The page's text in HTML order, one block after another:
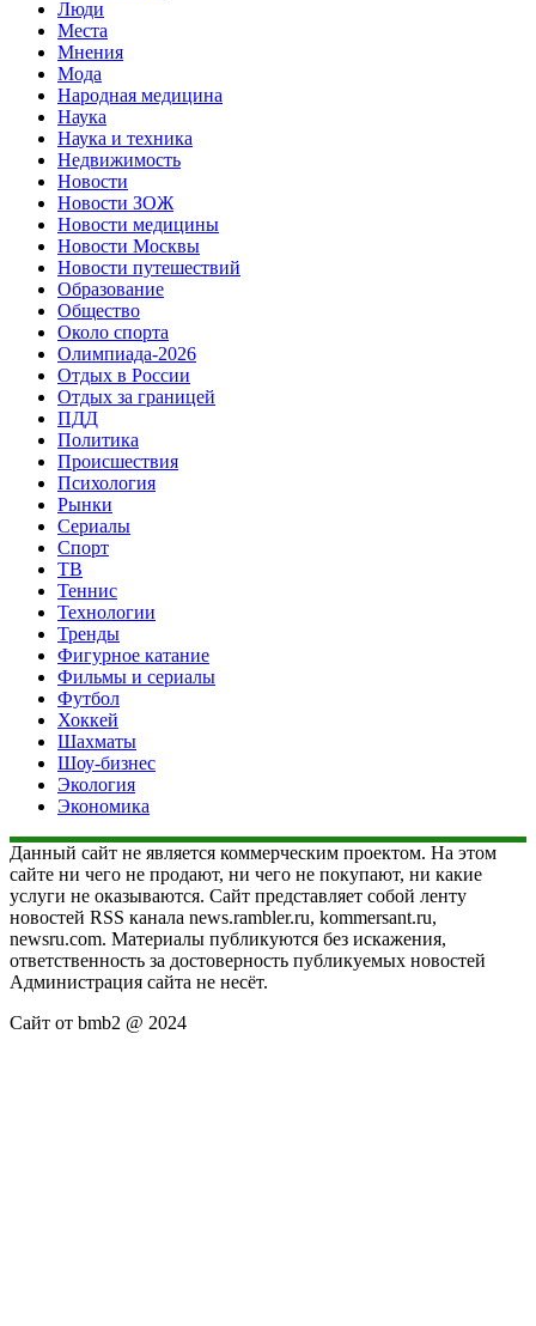
Люди
Места
Мнения
Мода
Народная медицина
Наука
Наука и техника
Недвижимость
Новости
Новости ЗОЖ
Новости медицины
Новости Москвы
Новости путешествий
Образование
Общество
Около спорта
Олимпиада-2026
Отдых в России
Отдых за границей
ПДД
Политика
Происшествия
Психология
Рынки
Сериалы
Спорт
ТВ
Теннис
Технологии
Тренды
Фигурное катание
Фильмы и сериалы
Футбол
Хоккей
Шахматы
Шоу-бизнес
Экология
Экономика
Данный сайт не является коммерческим проектом. На этом
сайте ни чего не продают, ни чего не покупают, ни какие
услуги не оказываются. Сайт представляет собой ленту
новостей RSS канала news.rambler.ru, kommersant.ru,
newsru.com. Материалы публикуются без искажения,
ответственность за достоверность публикуемых новостей
Администрация сайта не несёт.
Сайт от bmb2 @ 2024